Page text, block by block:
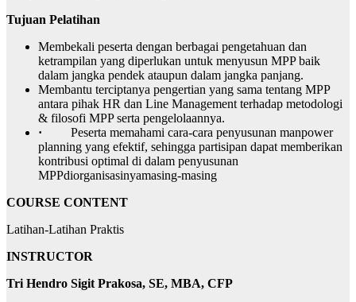
Tujuan Pelatihan
Membekali peserta dengan berbagai pengetahuan dan
ketrampilan yang diperlukan untuk menyusun MPP baik
dalam jangka pendek ataupun dalam jangka panjang.
Membantu terciptanya pengertian yang sama tentang MPP
antara pihak HR dan Line Management terhadap metodologi
& filosofi MPP serta pengelolaannya.
· Peserta memahami cara-cara penyusunan manpower
planning yang efektif, sehingga partisipan dapat memberikan
kontribusi optimal di dalam penyusunan
MPPdiorganisasinyamasing-masing
COURSE CONTENT
Latihan-Latihan Praktis
INSTRUCTOR
Tri Hendro Sigit Prakosa, SE, MBA, CFP